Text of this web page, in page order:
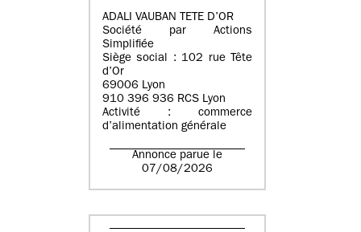
ADALI VAUBAN TETE D’OR
Société par Actions
Simplifiée
Siège social : 102 rue Tête
d’Or
69006 Lyon
910 396 936 RCS Lyon
Activité : commerce
d’alimentation générale
Annonce parue le
07/08/2026